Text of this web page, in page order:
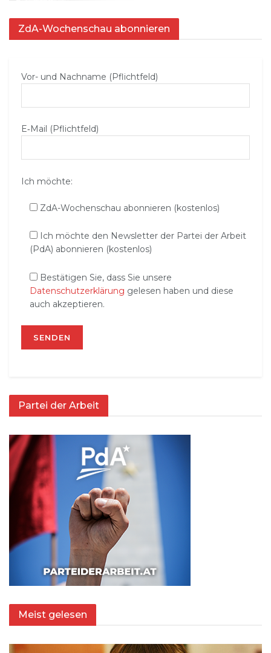
ZdA-Wochenschau abonnieren
Vor- und Nachname (Pflichtfeld)
E‑Mail (Pflichtfeld)
Ich möchte:
ZdA-Wochenschau abonnieren (kostenlos)
Ich möchte den Newsletter der Partei der Arbeit
(PdA) abonnieren (kostenlos)
Bestätigen Sie, dass Sie unsere
Datenschutzerklärung gelesen haben und diese
auch akzeptieren.
Partei der Arbeit
Meist gelesen